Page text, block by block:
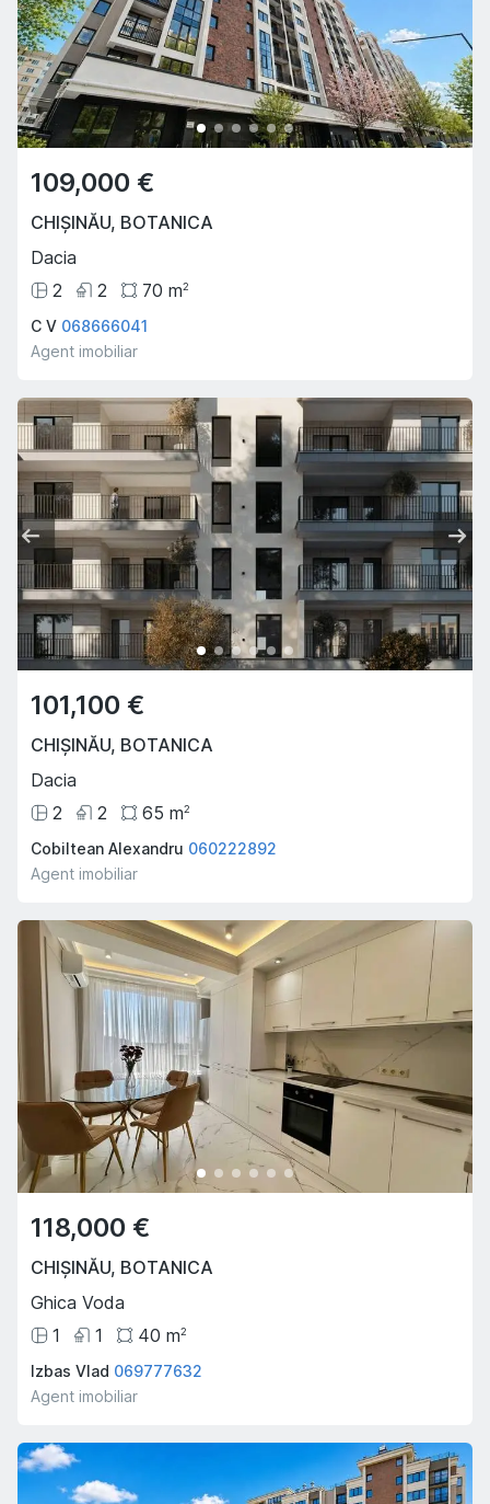
109,000 €
CHIȘINĂU, BOTANICA
Dacia
2
2 70 m2
C V 068666041
Agent imobiliar
101,100 €
CHIȘINĂU, BOTANICA
Dacia
2
2 65 m2
Cobiltean Alexandru 060222892
Agent imobiliar
118,000 €
CHIȘINĂU, BOTANICA
Ghica Voda
1
1 40 m2
Izbas Vlad 069777632
Agent imobiliar